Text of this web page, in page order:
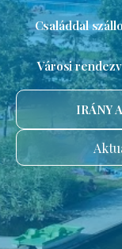
Családdal
Városi
IRÁNY